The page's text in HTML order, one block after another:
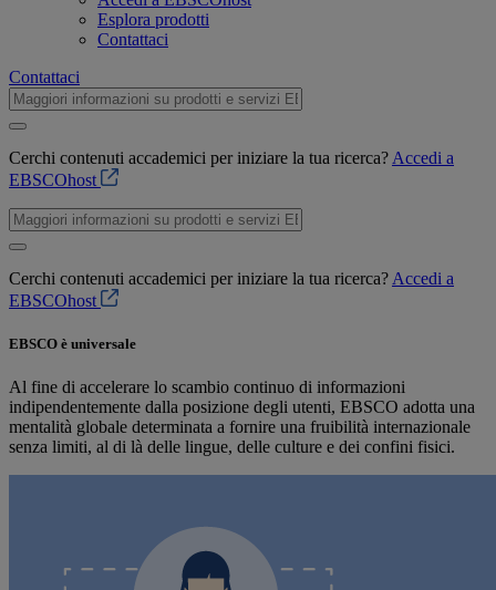
Esplora prodotti
Contattaci
Contattaci
Cerchi contenuti accademici per iniziare la tua ricerca? Accedi a
EBSCOhost
Cerchi contenuti accademici per iniziare la tua ricerca? Accedi a
EBSCOhost
EBSCO è universale
Al fine di accelerare lo scambio continuo di informazioni
indipendentemente dalla posizione degli utenti, EBSCO adotta una
mentalità globale determinata a fornire una fruibilità internazionale
senza limiti, al di là delle lingue, delle culture e dei confini fisici.